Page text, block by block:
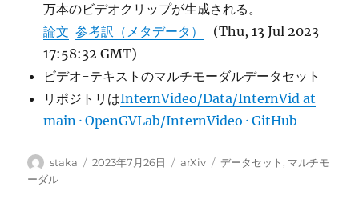
万本のビデオクリップが生成される。
論文 参考訳（メタデータ）
(Thu, 13 Jul 2023
17:58:32 GMT)
ビデオ-テキストのマルチモーダルデータセット
リポジトリはInternVideo/Data/InternVid at
main · OpenGVLab/InternVideo · GitHub
投
稿
staka
投
2023年7月26日
カ
arXiv
タ
データセット , マルチモ
ーダル